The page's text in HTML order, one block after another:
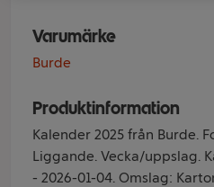
Varumärke
Burde
Produktinformation
Kalender 2025 från Burde.
Liggande. Vecka/uppslag.
- 2026-01-04. Omslag: